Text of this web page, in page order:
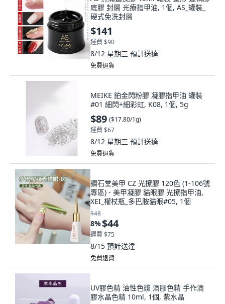
底膠 封層 光療指甲油, 1個, AS_罐裝_
硬式免洗封層
$141
運費 $90
8/12 星期三 預計送達
免費退貨
MEIKE 鉑金閃粉膠 凝膠指甲油 罐裝
#01 細閃+細彩虹, K08, 1個, 5g
$89 ($17.80/1g)
運費 $67
8/12 星期三 預計送達
免費退貨
鑽石堂美甲 CZ 光撩膠 120色 (1-106號
專區) - 美甲凝膠 貓眼膠 光撩指甲油,
XEI_權杖瓶_多巴胺貓眼#05, 1個
$48
8%$44
運費 $75
8/15 預計送達
免費退貨
UV膠色精 油性色漿 滴膠色精 手作滴
膠水晶色精 10ml, 1個, 紫水晶